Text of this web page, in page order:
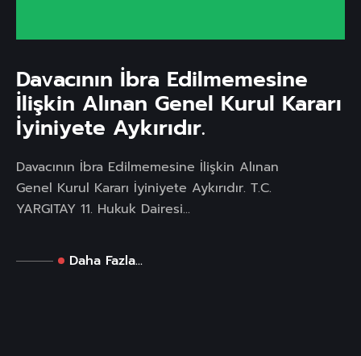
Davacının İbra Edilmemesine
İlişkin Alınan Genel Kurul Kararı
İyiniyete Aykırıdır.
Davacının İbra Edilmemesine İlişkin Alınan
Genel Kurul Kararı İyiniyete Aykırıdır. T.C.
YARGITAY 11. Hukuk Dairesi...
Daha Fazla...